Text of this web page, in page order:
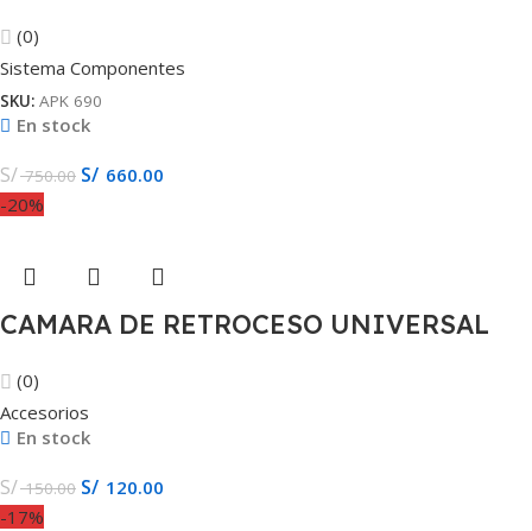
(0)
Sistema Componentes
SKU: APK 690
En stock
S/750.00 S/ 660.00
-20%
CAMARA DE RETROCESO UNIVERSAL
(0)
Accesorios
En stock
S/150.00 S/ 120.00
-17%